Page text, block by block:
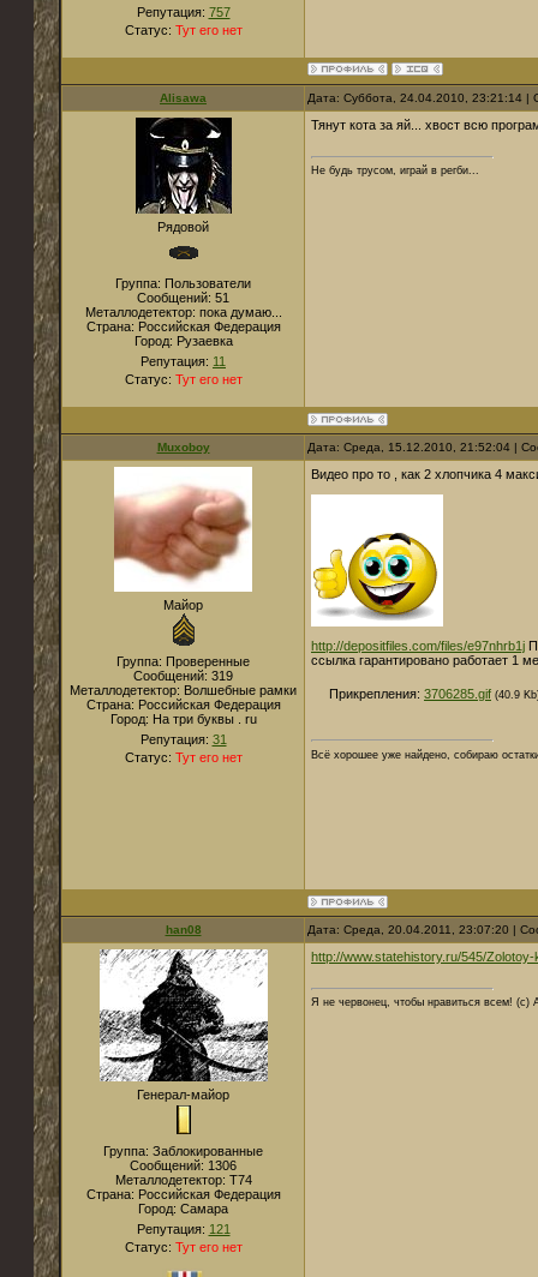
Репутация: 757
Статус: Тут его нет
Alisawa Дата: Суббота, 24.04.2010, 23:21:14
Рядовой
Группа: Пользователи
Сообщений: 51
Металлодетектор: пока думаю...
Страна: Российская Федерация
Город: Рузаевка
Репутация: 11
Статус: Тут его нет
Тянут кота за яй... хвост всю
Не будь трусом, играй в регби...
Muxoboy Дата: Среда, 15.12.2010, 21:52:04 |
Майор
Группа: Проверенные
Сообщений: 319
Металлодетектор: Волшебные рамки
Страна: Российская Федерация
Город: На три буквы . ru
Репутация: 31
Статус: Тут его нет
Видео про то , как 2 хлопчика 4
http://depositfiles.com/files/e97nhrb1j
ссылка гарантировано работает 1
Прикрепления: 3706285.gif (40.9
Всё хорошее уже найдено, собираю
han08 Дата: Среда, 20.04.2011, 23:07:20 |
Генерал-майор
Группа: Заблокированные
Сообщений: 1306
Металлодетектор: T74
Страна: Российская Федерация
Город: Самара
Репутация: 121
Статус: Тут его нет
http://www.statehistory.ru/545/
Я не червонец, чтобы нравиться всем! (с)